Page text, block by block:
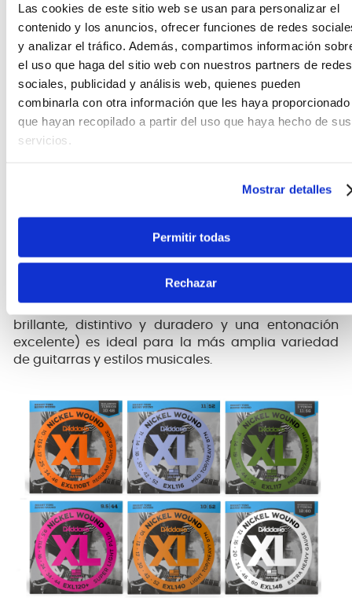
Las cookies de este sitio web se usan para personalizar el
contenido y los anuncios, ofrecer funciones de redes
y analizar el tráfico. Además, compartimos información
el uso que haga del sitio web con nuestros partners de redes
sociales, publicidad y análisis web, quienes pueden
combinarla con otra información que les haya proporcionado
que hayan recopilado a partir del uso que haya hecho de sus
servicios.
Mostrar detalles
Permitir todas
Rechazar
Fabricadas en EE. UU. en nuestras instalaciones de
Nueva York las XL Nickel Wound, posee entorchados
de precisión en alambre de acero niquelado sobre
hexagonalmente en acero con alto contenido de
brillante, distintivo y duradero y una entonación
excelente) es ideal para la más amplia variedad
de guitarras y estilos musicales.